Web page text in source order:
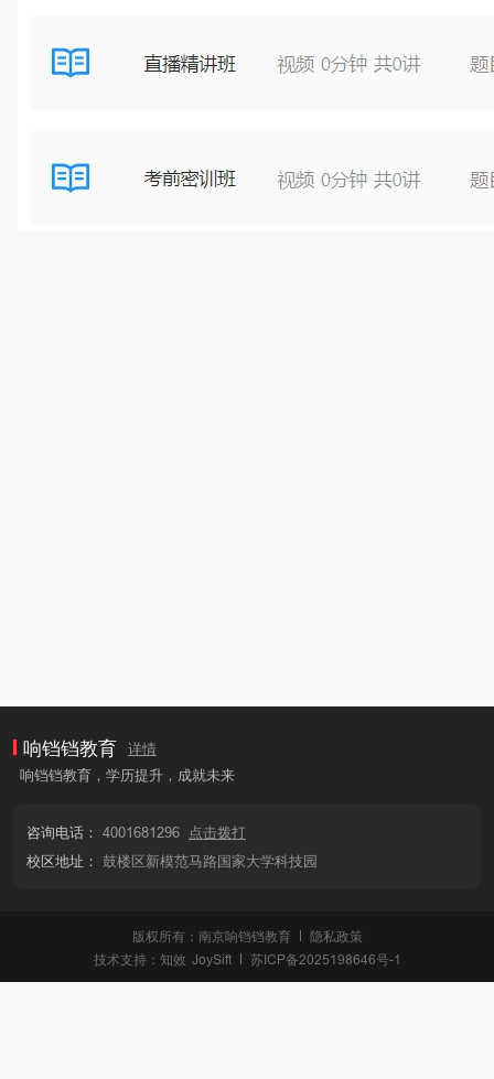
响铛铛教育
详情
响铛铛教育，学历提升，成就未来
咨询电话： 4001681296
点击拨打
校区地址： 鼓楼区新模范马路国家大学科技园
版权所有：南京响铛铛教育
隐私政策
技术支持： 知效 JoySift 苏ICP备2025198646号-1